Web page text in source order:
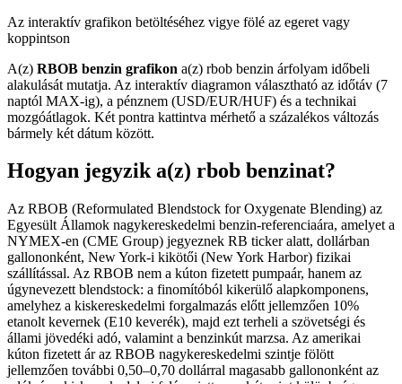
Az interaktív grafikon betöltéséhez vigye fölé az egeret vagy
koppintson
A(z) RBOB benzin grafikon a(z) rbob benzin árfolyam időbeli
alakulását mutatja. Az interaktív diagramon választható az időtáv (7
naptól MAX-ig), a pénznem (USD/EUR/HUF) és a technikai
mozgóátlagok. Két pontra kattintva mérhető a százalékos változás
bármely két dátum között.
Hogyan jegyzik a(z) rbob benzinat?
Az RBOB (Reformulated Blendstock for Oxygenate Blending) az
Egyesült Államok nagykereskedelmi benzin-referenciaára, amelyet a
NYMEX-en (CME Group) jegyeznek RB ticker alatt, dollárban
gallononként, New York-i kikötői (New York Harbor) fizikai
szállítással. Az RBOB nem a kúton fizetett pumpaár, hanem az
úgynevezett blendstock: a finomítóból kikerülő alapkomponens,
amelyhez a kiskereskedelmi forgalmazás előtt jellemzően 10%
etanolt kevernek (E10 keverék), majd ezt terheli a szövetségi és
állami jövedéki adó, valamint a benzinkút marzsa. Az amerikai
kúton fizetett ár az RBOB nagykereskedelmi szintje fölött
jellemzően további 0,50–0,70 dollárral magasabb gallononként az